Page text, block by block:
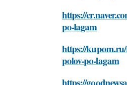
https://
po-lagam
https://
polov-po-lagam
https://